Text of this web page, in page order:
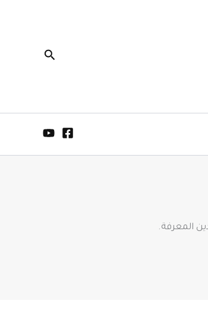
البحث
المعرفة.